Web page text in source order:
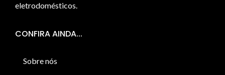
eletrodomésticos.
CONFIRA AINDA...
Sobre nós